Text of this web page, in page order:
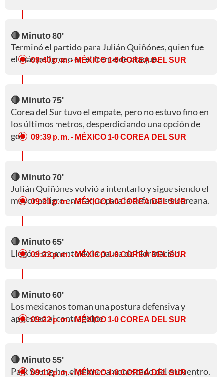
🔴 Minuto 80'
Terminó el partido para Julián Quiñónes, quien fue
el más peligroso en el frente de ataque.
09:40 p. m.- MÉXICO 1-0 COREA DEL SUR
🔴 Minuto 75'
Corea del Sur tuvo el empate, pero no estuvo fino en
los últimos metros, desperdiciando una opción de
gol.
09:39 p. m. - MÉXICO 1-0 COREA DEL SUR
🔴 Minuto 70'
Julián Quiñónes volvió a intentarlo y sigue siendo el
mayor peligro en ataque para la defensa surcoreana.
09:31 p. m.- MÉXICO 1-0 COREA DEL SUR
🔴 Minuto 65'
Llegó el momento de la pausa de hidratación.
09:23 p. m.- MÉXICO 1-0 COREA DEL SUR
🔴 Minuto 60'
Los mexicanos toman una postura defensiva y
apuestan al contragolpe.
09:22 p. m.- MÉXICO 1-0 COREA DEL SUR
🔴 Minuto 55'
Paik Seung-ho, el primer amonestado del encuentro.
09:12 p. m. - MÉXICO 1-0 COREA DEL SUR